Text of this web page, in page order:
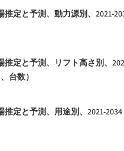
調査の前提条件と制限
2.4.1 経営判断ポイント
3.2.1.1 倉庫におけるス
3.2.1.3 自動化と倉庫管
3.2.1.5 ジャスト・イン
主要市場プレイヤーの競合分析
主要な動向
マンダウンVNAトラック
1.5トン未満
定と予測、動力源別、2021-
電動VNAトラック
燃機関（IC）VNAトラック
定と予測、リフト高さ別、
台数）
6メートル未満
定と予測、用途別、2021-2034